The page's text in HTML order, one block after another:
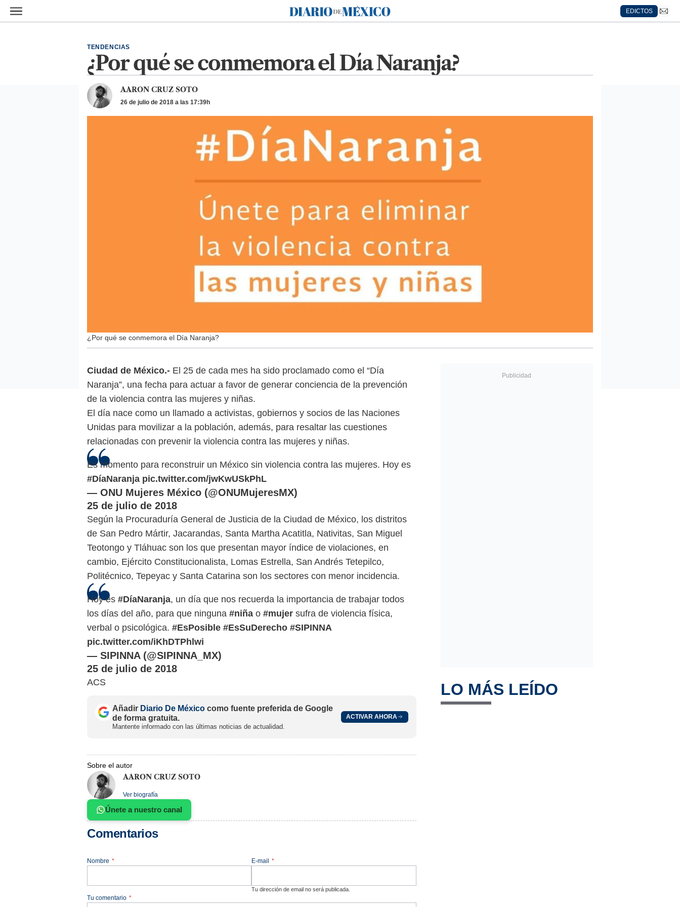
Ir al contenido principal
Diario de México
EDICTOS
¿Por qué se conmemora el Día Naranja?
TENDENCIAS
AARON CRUZ SOTO
26 de julio de 2018 a las 17:39h
¿Por qué se conmemora el Día Naranja?
Ciudad de México.- El 25 de cada mes ha sido proclamado como el “Día
Naranja”, una fecha para actuar a favor de generar conciencia de la prevención
de la violencia contra las mujeres y niñas.
El día nace como un llamado a activistas, gobiernos y socios de las Naciones
Unidas para movilizar a la población, además, para resaltar las cuestiones
relacionadas con prevenir la violencia contra las mujeres y niñas.
Es momento para reconstruir un México sin violencia contra las mujeres. Hoy es
#DíaNaranja pic.twitter.com/jwKwUSkPhL
— ONU Mujeres México (@ONUMujeresMX)
25 de julio de 2018
Según la Procuraduría General de Justicia de la Ciudad de México, los distritos
de San Pedro Mártir, Jacarandas, Santa Martha Acatitla, Nativitas, San Miguel
Teotongo y Tláhuac son los que presentan mayor índice de violaciones, en
cambio, Ejército Constitucionalista, Lomas Estrella, San Andrés Tetepilco,
Politécnico, Tepeyac y Santa Catarina son los sectores con menor incidencia.
Hoy es #DíaNaranja, un día que nos recuerda la importancia de trabajar todos
los días del año, para que ninguna #niña o #mujer sufra de violencia física,
verbal o psicológica. #EsPosible #EsSuDerecho #SIPINNA
pic.twitter.com/iKhDTPhlwi
— SIPINNA (@SIPINNA_MX)
25 de julio de 2018
ACS
Añadir Diario De México como fuente preferida de Google
de forma gratuita.
Mantente informado con las últimas noticias de actualidad.
ACTIVAR AHORA
Sobre el autor
AARON CRUZ SOTO
Ver biografía
Únete a nuestro canal
Comentarios
Nombre * E-mail *
Tu dirección de email no será publicada.
Tu comentario *
LO MÁS LEÍDO